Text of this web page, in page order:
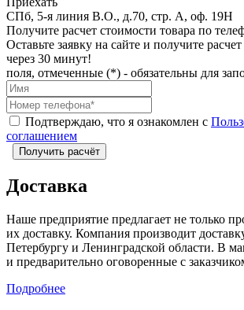
СПб, 5-я линия В.О., д.70, стр. А, оф. 19Н
Получите расчет стоимости товара по
Оставьте заявку на сайте и получите
через 30 минут!
поля, отмеченные (*) - обязательны для
Подтверждаю, что я ознакомлен с
соглашением
Получить расчёт
Доставка
Наше предприятие предлагает не только
их доставку. Компания производит
Петербургу и Ленинградской области. В
и предварительно оговоренные с
Подробнее